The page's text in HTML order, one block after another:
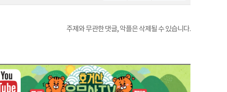
주제와 무관한 댓글, 악플은 삭제될 수 있습니다.